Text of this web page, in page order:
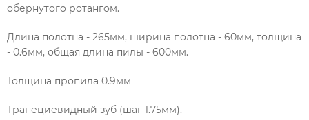
обернутого ротангом.
Длина полотна - 265мм, ширина полотна - 60мм, толщина
- 0.6мм, общая длина пилы - 600мм.
Толщина пропила 0.9мм
Трапециевидный зуб (шаг 1.75мм).